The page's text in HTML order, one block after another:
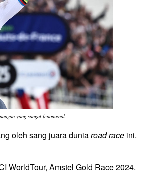
yang sangat fenomenal.
oleh sang juara duniaroad race ini.
WorldTour, Amstel Gold Race 2024.